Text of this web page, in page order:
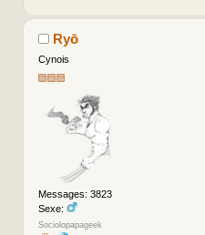
Ryō
Cynois
Messages: 3823
Sexe:
Sociolopapageek